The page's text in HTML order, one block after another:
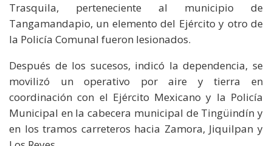
Trasquila, perteneciente al municipio de
Tangamandapio, un elemento del Ejército y otro de
la Policía Comunal fueron lesionados.
Después de los sucesos, indicó la dependencia, se
movilizó un operativo por aire y tierra en
coordinación con el Ejército Mexicano y la Policía
Municipal en la cabecera municipal de Tingüindín y
en los tramos carreteros hacia Zamora, Jiquilpan y